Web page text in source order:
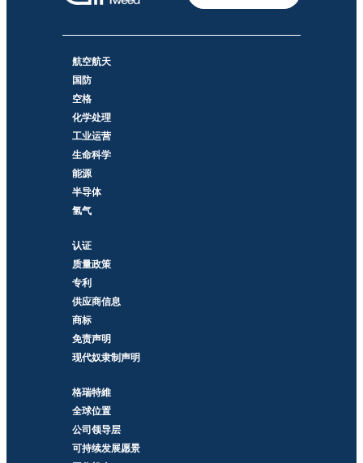
航空航天
国防
空格
化学处理
工业运营
生命科学
能源
半导体
氢气
认证
质量政策
专利
供应商信息
商标
免责声明
现代奴隶制声明
格瑞特維
全球位置
公司领导层
可持续发展愿景